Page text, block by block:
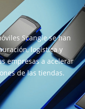
Scangle se han
logística y
empresas a acelerar
de las tiendas.